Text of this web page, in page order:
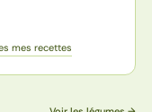
mes recettes